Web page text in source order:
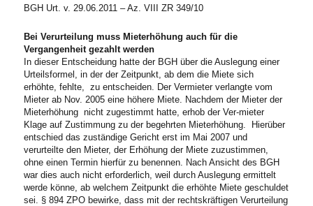
BGH Urt. v. 29.06.2011 – Az. VIII ZR 349/10
Bei Verurteilung muss Mieterhöhung auch für die
Vergangenheit gezahlt werden
In dieser Entscheidung hatte der BGH über die Auslegung einer
Urteilsformel, in der der Zeitpunkt, ab dem die Miete sich
erhöhte, fehlte, zu entscheiden. Der Vermieter verlangte vom
Mieter ab Nov. 2005 eine höhere Miete. Nachdem der Mieter der
Mieterhöhung nicht zugestimmt hatte, erhob der Ver-mieter
Klage auf Zustimmung zu der begehrten Mieterhöhung. Hierüber
entschied das zuständige Gericht erst im Mai 2007 und
verurteilte den Mieter, der Erhöhung der Miete zuzustimmen,
ohne einen Termin hierfür zu benennen. Nach Ansicht des BGH
war dies auch nicht erforderlich, weil durch Auslegung ermittelt
werde könne, ab welchem Zeitpunkt die erhöhte Miete geschuldet
sei. § 894 ZPO bewirke, dass mit der rechtskräftigen Verurteilung